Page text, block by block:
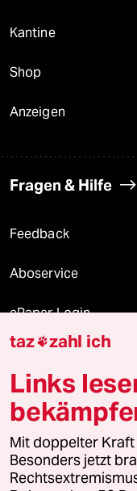
Kantine
Shop
Anzeigen
Fragen & Hilfe
Feedback
Aboservice
ePaper Login
Downloads für
© 2026 taz Verlags
Alle Rechte vorbehalten.
wenden Sie sich bitte an
taz zahl ich
Links
Mit doppelter
Besonders jetzt